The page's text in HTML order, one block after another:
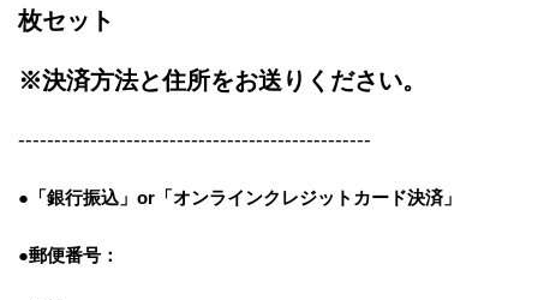
枚セット
※決済方法と住所をお送りください。
-------------------------------------------------
●「銀行振込」or「オンラインクレジットカード決済」
●郵便番号：